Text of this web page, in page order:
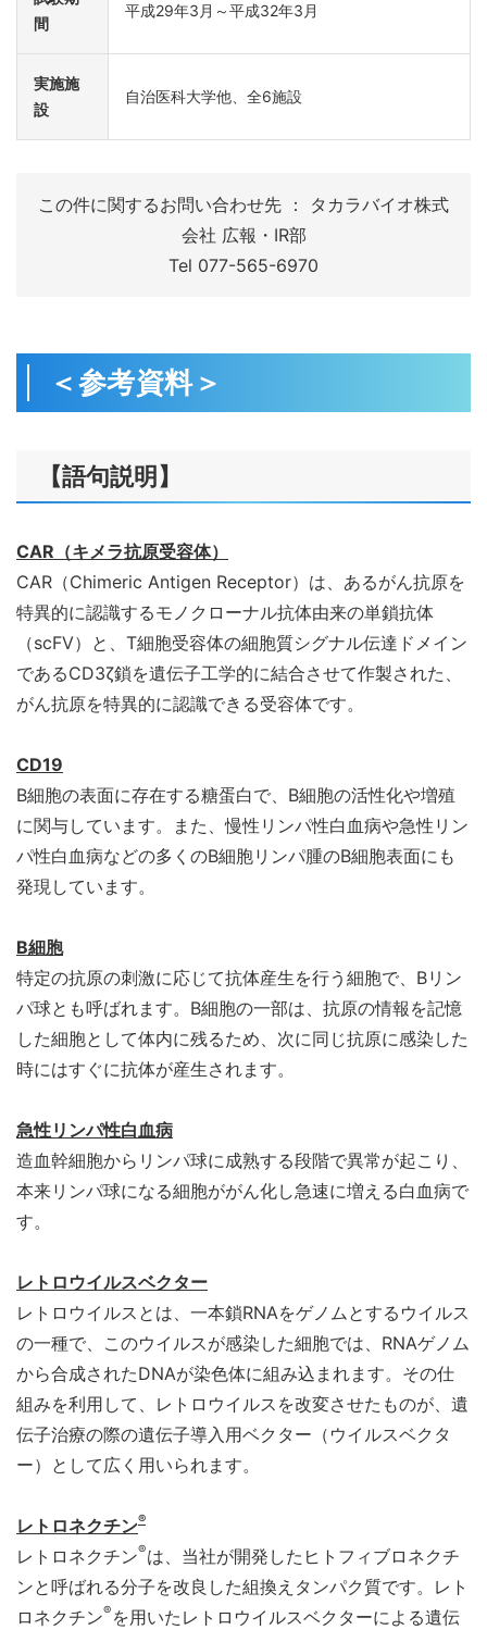
間
平成29年3月～平成32年3月
実施施
設
自治医科大学他、全6施設
この件に関するお問い合わせ先 ： タカラバイオ株式
会社 広報・IR部
Tel 077-565-6970
＜参考資料＞
【語句説明】
CAR（キメラ抗原受容体）
CAR（Chimeric Antigen Receptor）は、あるがん抗原を
特異的に認識するモノクローナル抗体由来の単鎖抗体
（scFV）と、T細胞受容体の細胞質シグナル伝達ドメイン
であるCD3ζ鎖を遺伝子工学的に結合させて作製された、
がん抗原を特異的に認識できる受容体です。
CD19
B細胞の表面に存在する糖蛋白で、B細胞の活性化や増殖
に関与しています。また、慢性リンパ性白血病や急性リン
パ性白血病などの多くのB細胞リンパ腫のB細胞表面にも
発現しています。
B細胞
特定の抗原の刺激に応じて抗体産生を行う細胞で、Bリン
パ球とも呼ばれます。B細胞の一部は、抗原の情報を記憶
した細胞として体内に残るため、次に同じ抗原に感染した
時にはすぐに抗体が産生されます。
急性リンパ性白血病
造血幹細胞からリンパ球に成熟する段階で異常が起こり、
本来リンパ球になる細胞ががん化し急速に増える白血病で
す。
レトロウイルスベクター
レトロウイルスとは、一本鎖RNAをゲノムとするウイルス
の一種で、このウイルスが感染した細胞では、RNAゲノム
から合成されたDNAが染色体に組み込まれます。その仕
組みを利用して、レトロウイルスを改変させたものが、遺
伝子治療の際の遺伝子導入用ベクター（ウイルスベクタ
ー）として広く用いられます。
レトロネクチン®
レトロネクチン®は、当社が開発したヒトフィブロネクチ
ンと呼ばれる分子を改良した組換えタンパク質です。レト
ロネクチン® を用いたレトロウイルスベクターによる遺伝